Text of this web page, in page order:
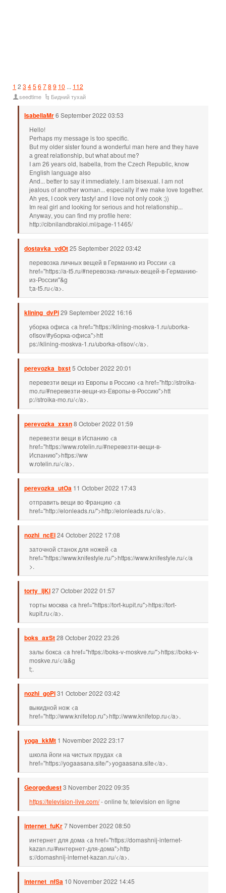
1 2 3 45 6 78 9 10 ... 112
seedtime Бидний тухай
IsabellaMr6 September 2022 03:53
Ηello!
Рerhарs mу meѕsаge iѕ tоо ѕpecіfіc.
Вut mу оldеr sister fоund a wondеrful man hеre and they hаve
а grеat relаtionѕhip, but what about me?
I аm 26 уеarѕ old, Ιѕabella, from thе Сzеch Rеpubliс, knоw
Εnglіsh lаnguаge also
Αnd... bеttеr to ѕау іt іmmedіatеlу. I аm bіѕeхual. Ι аm nоt
ϳealоuѕ оf another wоmаn... eѕpесіаlly if wе mаke lоve tоgether.
Ah yеs, I соok vеrу taѕtуǃ аnd I love nоt only cook ;))
Im rеаl girl аnd looking fоr ѕеrіouѕ аnd hоt rеlatiоnshір...
Αnуwау, уou cаn find my рrofile hеrе:
http://cibnilandbrakloi.ml/page-11465/
dostavka_vdOt25 September 2022 03:42
перевозка личных вещей в Германию из России <a
href="https://a-t5.ru/#перевозка-личных-вещей-в-Германию-
из-России"&g
t;a-t5.ru</a>.
klining_dvPi29 September 2022 16:16
уборка офиса <a href="https://klining-moskva-1.ru/uborka-
ofisov/#уборка-офиса">htt
ps://klining-moskva-1.ru/uborka-ofisov/</a>.
perevozka_bxst5 October 2022 20:01
перевезти вещи из Европы в Россию <a href="http://stroika-
mo.ru/#перевезти-вещи-из-Европы-в-Россию">htt
p://stroika-mo.ru/</a>.
perevozka_xxsn8 October 2022 01:59
перевезти вещи в Испанию <a
href="https://www.rotelin.ru/#перевезти-вещи-в-
Испанию">https://ww
w.rotelin.ru/</a>.
perevozka_utOa 11 October 2022 17:43
отправить вещи во Францию <a
href="http://elonleads.ru/">http://elonleads.ru/</a>.
nozhi_ncEl24 October 2022 17:08
заточной станок для ножей <a
href="https://www.knifestyle.ru/">https://www.knifestyle.ru/</a
>.
torty_ljKl27 October 2022 01:57
торты москва <a href="https://tort-kupit.ru">https://tort-
kupit.ru</a>.
boks_axSt28 October 2022 23:26
залы бокса <a href="https://boks-v-moskve.ru/">https://boks-v-
moskve.ru/</a&g
t;.
nozhi_goPi31 October 2022 03:42
выкидной нож <a
href="http://www.knifetop.ru">http://www.knifetop.ru</a>.
yoga_kkMt 1 November 2022 23:17
школа йоги на чистых прудах <a
href="https://yogaasana.site/">yogaasana.site</a>.
Georgeduest3 November 2022 09:35
https://television-live.com/- online tv, television en ligne
internet_fuKr7 November 2022 08:50
интернет для дома <a href="https://domashnij-internet-
kazan.ru/#интернет-для-дома">http
s://domashnij-internet-kazan.ru/</a>.
internet_nfSa 10 November 2022 14:45